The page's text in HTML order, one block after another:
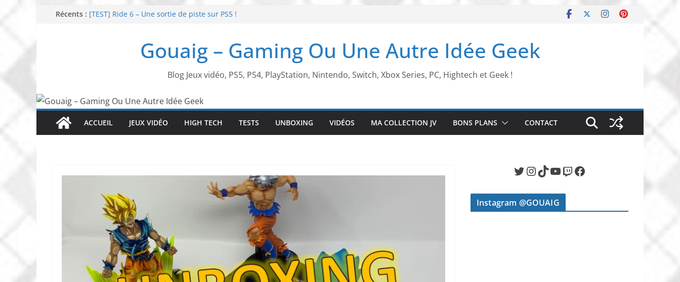
Passer
contenu
Récents : [TEST] Ride 6 – Une sortie de piste sur PS5 !
[TEST] Screamer – Le retour des courses arcade !
SWITCH 2 : Nouveaux accessoires Turtle Beach X Mario
Gouaig – Gaming Ou Une Autre Idée Geek
Blog Jeux vidéo, PS5, PS4, PlayStation, Nintendo, Switch, Xbox Series, PC, Hightech et Geek !
ACCUEIL JEUX VIDÉO HIGH TECH TESTS UNBOXING VIDÉOS MA COLLECTION JV BONS PLANS CONTACT
Twitter InstagramTikTok YouTube Twitch Facebook
Instagram @GOUAIG